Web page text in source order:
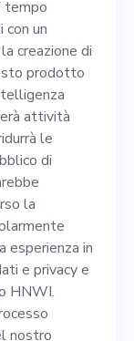
di
le
per il
Il
tempo
un
creazione di
prodotto
attività
le
di
la
esperienza in
e privacy e
HNWI.
nostro